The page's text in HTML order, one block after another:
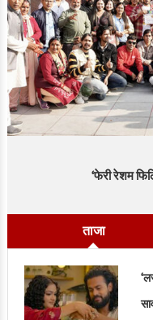
‘फेरी रेशम
ताजा